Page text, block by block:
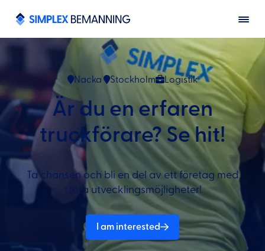
Nacka Stockholm Logistik
Är du en erfaren
truckförare? Se hit!
Ta chansen och bli en del av ett företag med
stora utvecklingsmöjligheter!
I am interested